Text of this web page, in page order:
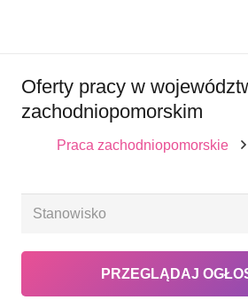
Oferty pracy w
zachodniopomorskim
Praca zachodniopomorskie